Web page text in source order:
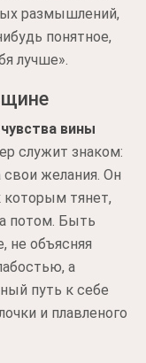
размышлений,
понятное,
лучше».
вины
служит знаком:
свои желания. Он
которым тянет,
потом. Быть
не объясняя
а
путь к себе
и плавленого